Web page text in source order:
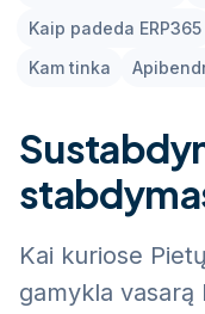
Kaip padeda ERP365
Kam tinka
Kai kuriose
gamykla vasarą